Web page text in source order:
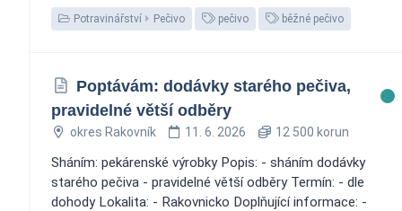
Potravinářství Pečivo pečivo běžné pečivo
Poptávám: dodávky starého pečiva,
pravidelné větší odběry
okres Rakovník 11. 6. 2026 12 500 korun
Sháním: pekárenské výrobky Popis: - sháním dodávky
starého pečiva - pravidelné větší odběry Termín: - dle
dohody Lokalita: - Rakovnicko Doplňující informace: -